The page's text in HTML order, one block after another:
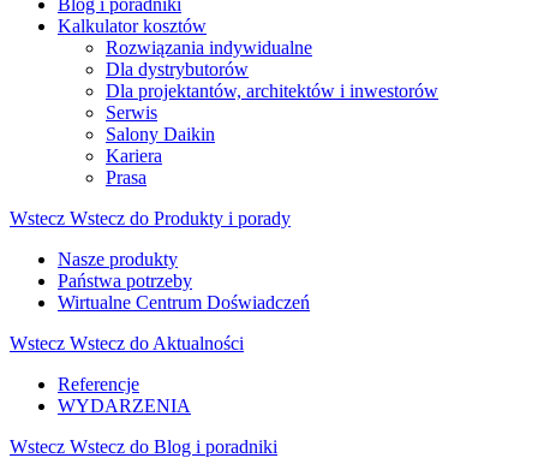
Blog i poradniki
Kalkulator kosztów
Rozwiązania indywidualne
Dla dystrybutorów
Dla projektantów, architektów i inwestorów
Serwis
Salony Daikin
Kariera
Prasa
Wstecz Wstecz do Produkty i porady
Nasze produkty
Państwa potrzeby
Wirtualne Centrum Doświadczeń
Wstecz Wstecz do Aktualności
Referencje
WYDARZENIA
Wstecz Wstecz do Blog i poradniki